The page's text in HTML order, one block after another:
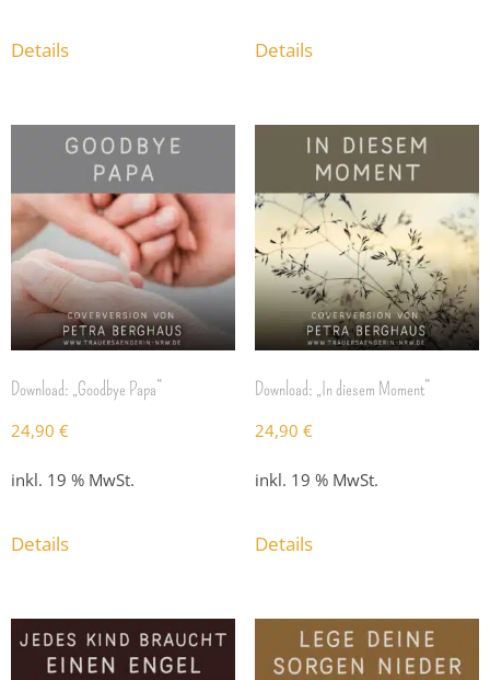
Details Details
Download: „Goodbye Papa“
24,90 €
inkl. 19 % MwSt.
Details
Download: „In diesem Moment“
24,90 €
inkl. 19 % MwSt.
Details